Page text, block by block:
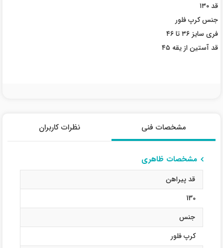
قد ۱۳۰
جنس کرپ فلور
فری سایز ۳۶ تا ۴۶
قد آستین از یقه ۴۵
مشخصات فنی نظرات کاربران
مشخصات ظاهری
قد پیراهن
130
جنس
کرپ فلور